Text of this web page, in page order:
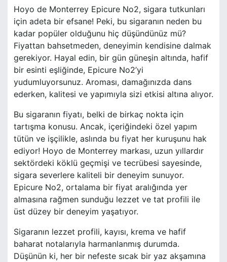
Hoyo de Monterrey Epicure No2, sigara tutkunları
için adeta bir efsane! Peki, bu sigaranın neden bu
kadar popüler olduğunu hiç düşündünüz mü?
Fiyattan bahsetmeden, deneyimin kendisine dalmak
gerekiyor. Hayal edin, bir gün güneşin altında, hafif
bir esinti eşliğinde, Epicure No2’yi
yudumluyorsunuz. Aroması, damağınızda dans
ederken, kalitesi ve yapımıyla sizi etkisi altına alıyor.
Bu sigaranın fiyatı, belki de birkaç nokta için
tartışma konusu. Ancak, içeriğindeki özel yapım
tütün ve işçilikle, aslında bu fiyat her kuruşunu hak
ediyor! Hoyo de Monterrey markası, uzun yıllardır
sektördeki köklü geçmişi ve tecrübesi sayesinde,
sigara severlere kaliteli bir deneyim sunuyor.
Epicure No2, ortalama bir fiyat aralığında yer
almasına rağmen sunduğu lezzet ve tat profili ile
üst düzey bir deneyim yaşatıyor.
Sigaranın lezzet profili, kayısı, krema ve hafif
baharat notalarıyla harmanlanmış durumda.
Düşünün ki, her bir nefeste sıcak bir yaz akşamına